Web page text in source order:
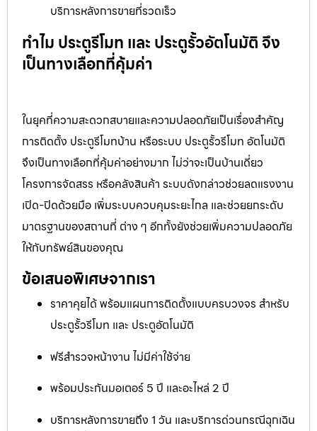
บริการหลังการขายที่รวดเร็ว
ทำไม ประตูรีโมท และ ประตูรั้วอัตโนมัติ จึง
เป็นทางเลือกที่คุ้มค่า
ในยุคที่ความสะดวกสบายและความปลอดภัยเป็นเรื่องสำคัญ
การติดตั้ง ประตูรีโมทบ้าน หรือระบบ ประตูรั้วรีโมท อัตโนมัติ
จึงเป็นทางเลือกที่คุ้มค่าอย่างมาก ไม่ว่าจะเป็นบ้านเดี่ยว
โครงการจัดสรร หรือคลังสินค้า ระบบดังกล่าวช่วยลดแรงงาน
เปิด-ปิดด้วยมือ เพิ่มระบบควบคุมระยะไกล และช่วยยกระดับ
มาตรฐานของสถานที่ ต่าง ๆ อีกทั้งยังช่วยเพิ่มความปลอดภัย
ให้กับทรัพย์สินของคุณ
ข้อเสนอพิเศษจากเรา
ราคาคุยได้ พร้อมแผนการติดตั้งแบบครบวงจร สำหรับ
ประตูรั้วรีโมท และ ประตูอัตโนมัติ
ฟรีสำรวจหน้างาน ไม่มีค่าใช้จ่าย
พร้อมประกันมอเตอร์ 5 ปี และอะไหล่ 2 ปี
บริการหลังการขายถึง 1 วัน และบริการด่วนกรณีฉุกเฉิน